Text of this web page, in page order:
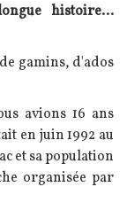
histoire...
gamins, d'ados
avions 16 ans
en juin 1992 au
et sa population
organisée par